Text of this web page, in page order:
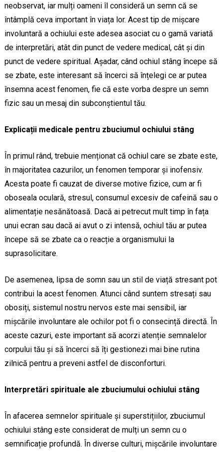
neobservat, iar mulți oameni îl consideră un semn că se
întâmplă ceva important în viața lor. Acest tip de mișcare
involuntară a ochiului este adesea asociat cu o gamă variată
de interpretări, atât din punct de vedere medical, cât și din
punct de vedere spiritual. Așadar, când ochiul stâng începe să
se zbate, este interesant să încerci să înțelegi ce ar putea
însemna acest fenomen, fie că este vorba despre un semn
fizic sau un mesaj din subconștientul tău.
Explicații medicale pentru zbuciumul ochiului stâng
În primul rând, trebuie menționat că ochiul care se zbate este,
în majoritatea cazurilor, un fenomen temporar și inofensiv.
Acesta poate fi cauzat de diverse motive fizice, cum ar fi
oboseala oculară, stresul, consumul excesiv de cafeină sau o
alimentație nesănătoasă. Dacă ai petrecut mult timp în fața
unui ecran sau dacă ai avut o zi intensă, ochiul tău ar putea
începe să se zbate ca o reacție a organismului la
suprasolicitare.
De asemenea, lipsa de somn sau un stil de viață stresant pot
contribui la acest fenomen. Atunci când suntem stresați sau
obosiți, sistemul nostru nervos este mai sensibil, iar
mișcările involuntare ale ochilor pot fi o consecință directă. În
aceste cazuri, este important să acorzi atenție semnalelor
corpului tău și să încerci să îți gestionezi mai bine rutina
zilnică pentru a preveni astfel de disconforturi.
Interpretări spirituale ale zbuciumului ochiului stâng
În afacerea semnelor spirituale și superstițiilor, zbuciumul
ochiului stâng este considerat de mulți un semn cu o
semnificație profundă. În diverse culturi, mișcările involuntare